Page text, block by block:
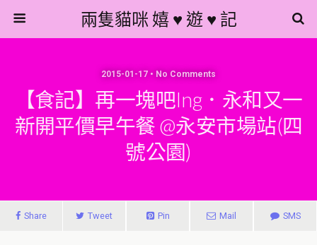
兩隻貓咪 嬉 ♥ 遊 ♥ 記
2015-01-17 • No Comments
【食記】再一塊吧ing．永和又一
新開平價早午餐 @永安市場站(四
號公園)
Share Tweet Pin Mail SMS